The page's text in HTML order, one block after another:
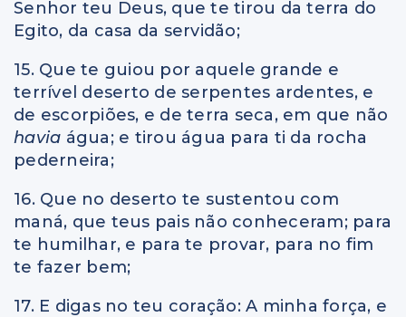
Senhor teu Deus, que te tirou da terra do
Egito, da casa da servidão;
15. Que te guiou por aquele grande e
terrível deserto de serpentes ardentes, e
de escorpiões, e de terra seca, em que não
havia água; e tirou água para ti da rocha
pederneira;
16. Que no deserto te sustentou com
maná, que teus pais não conheceram; para
te humilhar, e para te provar, para no fim
te fazer bem;
17. E digas no teu coração: A minha força, e